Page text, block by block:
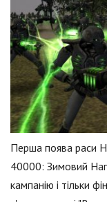
Перша поява раси
40000: Зимовий
кампанію і тільки